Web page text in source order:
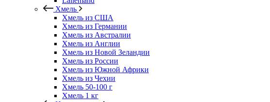
Хмель
Хмель из США
Хмель из Германии
Хмель из Австралии
Хмель из Англии
Хмель из Новой Зеландии
Хмель из России
Хмель из Южной Африки
Хмель из Чехии
Хмель 50-100 г
Хмель 1 кг